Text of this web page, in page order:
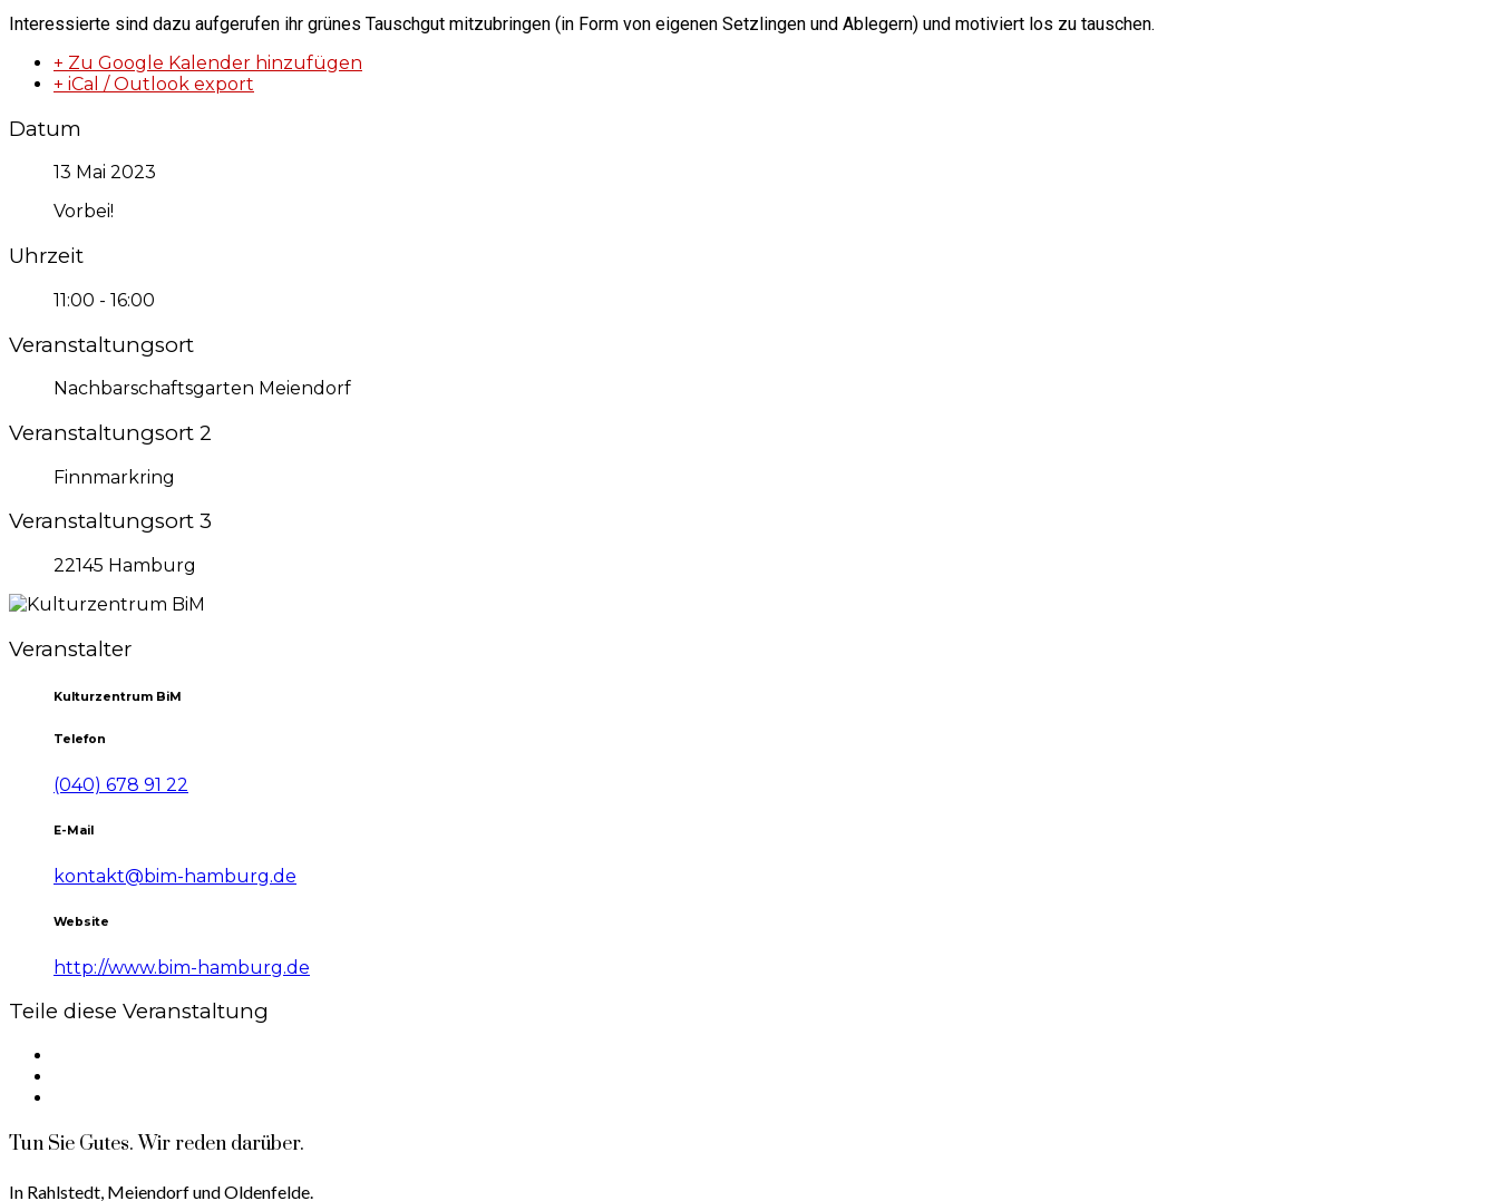
Interessierte sind dazu aufgerufen ihr grünes Tauschgut mitzubringen (in Form von eigenen Setzlingen und Ablegern) und motiviert los zu tauschen.
+ Zu Google Kalender hinzufügen
+ iCal / Outlook export
Datum
13 Mai 2023
Vorbei!
Uhrzeit
11:00 - 16:00
Veranstaltungsort
Nachbarschaftsgarten Meiendorf
Veranstaltungsort 2
Finnmarkring
Veranstaltungsort 3
22145 Hamburg
Veranstalter
Kulturzentrum BiM
Telefon
(040) 678 91 22
E-Mail
kontakt@bim-hamburg.de
Website
http://www.bim-hamburg.de
Teile diese Veranstaltung
Tun Sie Gutes. Wir reden darüber.
In Rahlstedt, Meiendorf und Oldenfelde.